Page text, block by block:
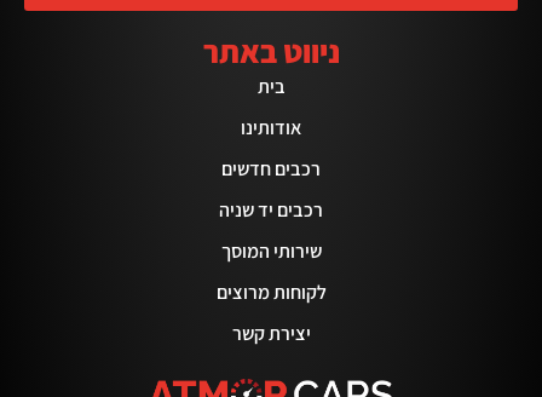
ניווט באתר
בית
אודותינו
רכבים חדשים
רכבים יד שניה
שירותי המוסך
לקוחות מרוצים
יצירת קשר